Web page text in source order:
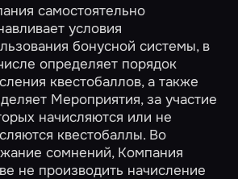
самостоятельно
условия
бонусной системы, в
определяет порядок
квестобаллов, а также
Мероприятия, за участие
начисляются или не
квестобаллы. Во
сомнений, Компания
не производить начисление